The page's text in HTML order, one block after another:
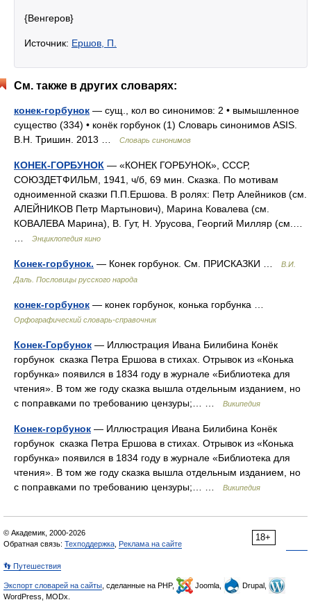
{Венгеров}
Источник: Ершов, П.
См. также в других словарях:
конек-горбунок — сущ., кол во синонимов: 2 • вымышленное
существо (334) • конёк горбунок (1) Словарь синонимов ASIS.
В.Н. Тришин. 2013 …
Словарь синонимов
КОНЕК-ГОРБУНОК — «КОНЕК ГОРБУНОК», СССР,
СОЮЗДЕТФИЛЬМ, 1941, ч/б, 69 мин. Сказка. По мотивам
одноименной сказки П.П.Ершова. В ролях: Петр Алейников (см.
АЛЕЙНИКОВ Петр Мартынович), Марина Ковалева (см.
КОВАЛЕВА Марина), В. Гут, Н. Урусова, Георгий Милляр (см.…
Энциклопедия кино
Конек-горбунок. — Конек горбунок. См. ПРИСКАЗКИ …
В.И.
Даль. Пословицы русского народа
конек-горбунок — конек горбунок, конька горбунка …
Орфографический словарь-справочник
Конек-Горбунок — Иллюстрация Ивана Билибина Конёк
горбунок сказка Петра Ершова в стихах. Отрывок из «Конька
горбунка» появился в 1834 году в журнале «Библиотека для
чтения». В том же году сказка вышла отдельным изданием, но
с поправками по требованию цензуры;… …
Википедия
Конек-горбунок — Иллюстрация Ивана Билибина Конёк
горбунок сказка Петра Ершова в стихах. Отрывок из «Конька
горбунка» появился в 1834 году в журнале «Библиотека для
чтения». В том же году сказка вышла отдельным изданием, но
с поправками по требованию цензуры;… …
Википедия
18+
© Академик, 2000-2026
Обратная связь: Техподдержка Реклама на сайте
👣 Путешествия
Экспорт словарей на сайты , сделанные на PHP, Joomla,
Drupal,
WordPress, MODx.